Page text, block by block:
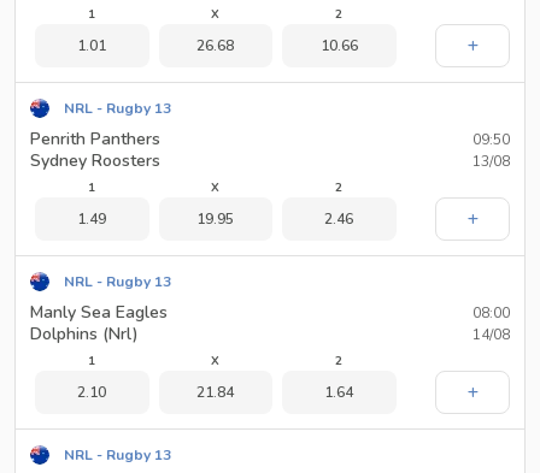
1
1.01
X
26.68
2
10.66
NRL - Rugby 13
Penrith Panthers
Sydney Roosters
09:50
13/08
1
1.49
X
19.95
2
2.46
NRL - Rugby 13
Manly Sea Eagles
Dolphins (Nrl)
08:00
14/08
1
2.10
X
21.84
2
1.64
NRL - Rugby 13